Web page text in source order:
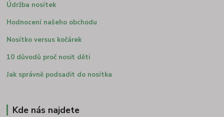
Údržba nosítek
Hodnocení našeho obchodu
Nosítko versus kočárek
10 důvodů proč nosit děti
Jak správně podsadit do nosítka
Kde nás najdete